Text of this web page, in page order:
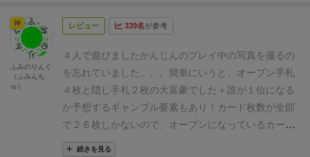
たプレイヤーは3点、2番目に出し切ったプレイヤーは
1点を獲得します(3人プレイ時)。
が1人だけなら3点、2人が的中してたら1点、全員が的
中してたら0点です。3人プレイなら最大得点は6点に
なりますね。大富豪系のゲームですが、このゲームで
Aは一番弱くて10が出ているならAは10より強くなり
プレイできます。3人プレイ時は配られた瞬間に各プ
レイヤーの前にある公開されている4枚の札から残り
がないので、そこまで大きな感動がなかったのは正直
が高かったからかもしれない。
今はプレミアついてい
るが、多分、◯インクか◯ェリカフェあたりから、そ
のうちリメイクされるんだろうなぁと思う感じのゲー
ム。 盛り上がりというか、静かに脳内で「おお！」と
なる感じなので、ちょっと渋いゲームかな。
ある程
度、ボードゲーム慣れている人でないと「へぇ〜」で
レビュー 339名が参考
４人で遊びましたかんじんのプレイ中の写真を撮るの
を忘れていました。。。 簡単にいうと、オープン手札
４枚と隠し手札２枚の大富豪でした ＋誰が１位になる
か予想するギャンブル要素もあり！ カード枚数が全部
で２６枚しかないので、オープンになっているカード
と手札のカードと使わない２枚のカードの残りを予想
続きを見る
神
ふみのりんぐ
（ふみんち
ゅ）